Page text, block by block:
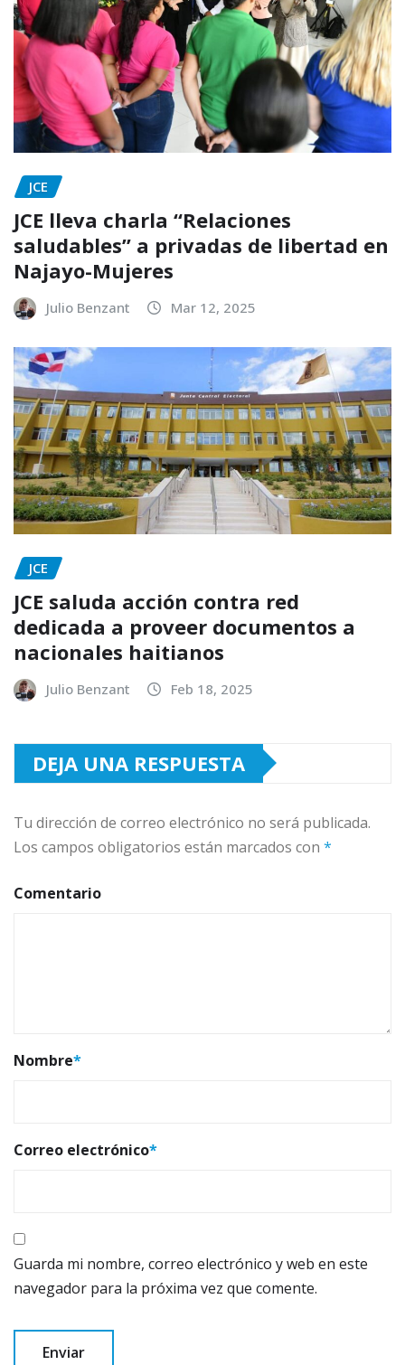
JCE
JCE lleva charla “Relaciones
saludables” a privadas de libertad en
Najayo-Mujeres
Julio Benzant Mar 12, 2025
JCE
JCE saluda acción contra red
dedicada a proveer documentos a
nacionales haitianos
Julio Benzant Feb 18, 2025
DEJA UNA RESPUESTA
Tu dirección de correo electrónico no será publicada.
Los campos obligatorios están marcados con *
Comentario
Nombre*
Correo electrónico*
Guarda mi nombre, correo electrónico y web en este
navegador para la próxima vez que comente.